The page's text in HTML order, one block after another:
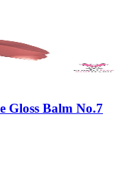
Gloss Balm No.7